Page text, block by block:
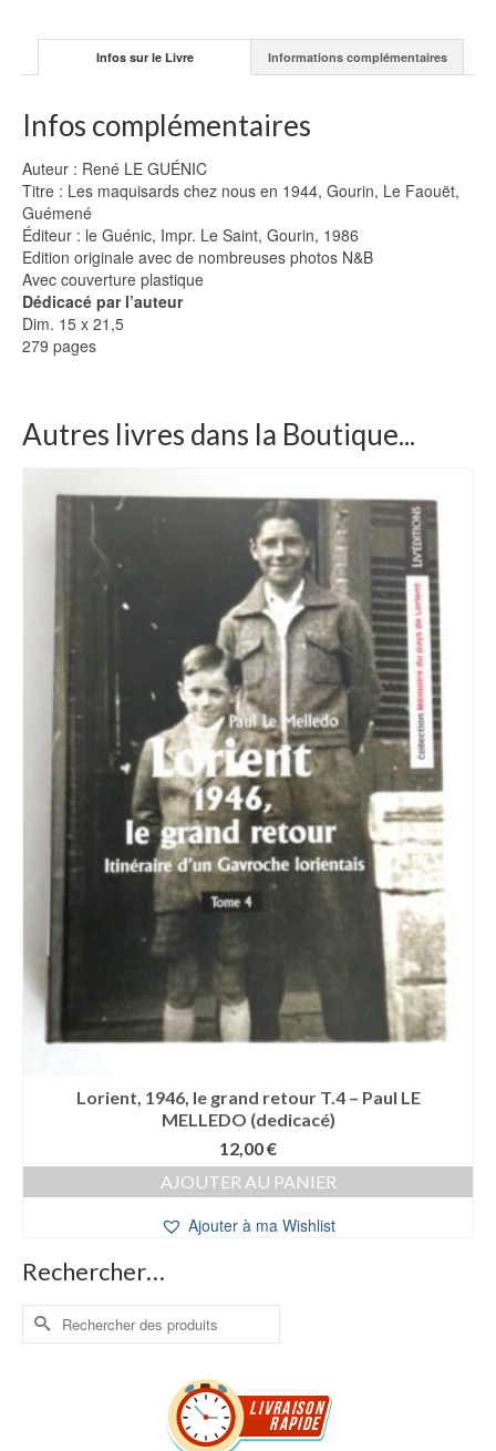
Infos sur le Livre Informations complémentaires
Infos complémentaires
Auteur : René LE GUÉNIC
Titre : Les maquisards chez nous en 1944, Gourin, Le Faouët,
Guémené
Éditeur : le Guénic, Impr. Le Saint, Gourin, 1986
Edition originale avec de nombreuses photos N&B
Avec couverture plastique
Dédicacé par l’auteur
Dim. 15 x 21,5
279 pages
Autres livres dans la Boutique...
Lorient, 1946, le grand retour T.4 – Paul LE
MELLEDO (dedicacé)
12,00€
AJOUTER AU PANIER
Ajouter à ma Wishlist
Rechercher…
Rechercher :